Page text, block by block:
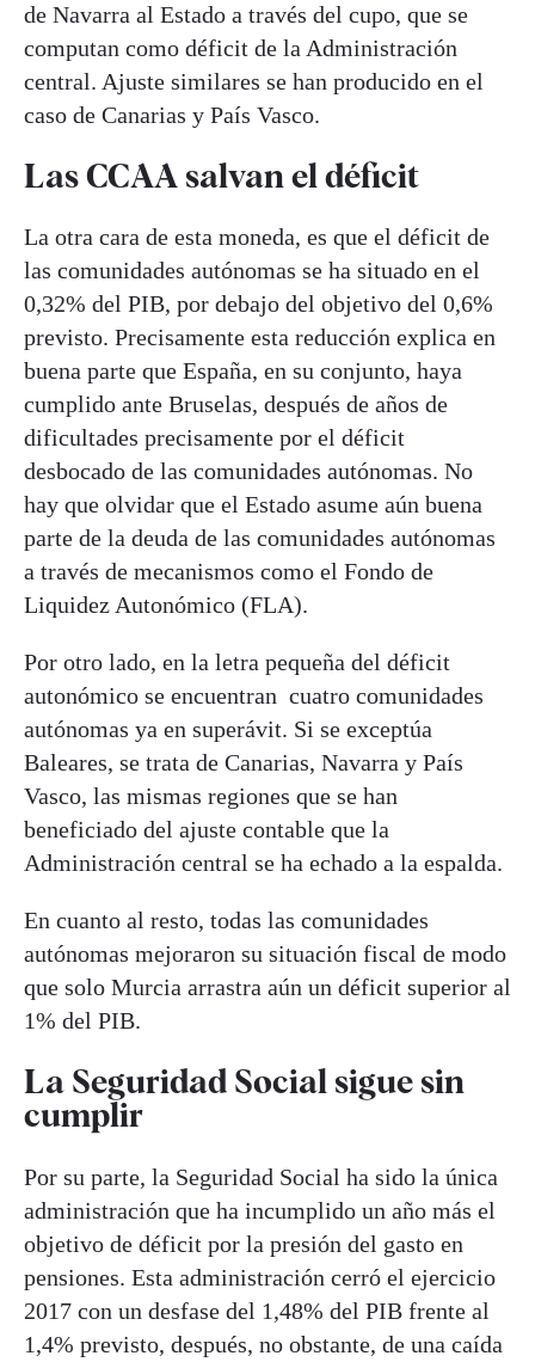
de Navarra al Estado a través del cupo, que se
computan como déficit de la Administración
central. Ajuste similares se han producido en el
caso de Canarias y País Vasco.
Las CCAA salvan el déficit
La otra cara de esta moneda, es que el déficit de
las comunidades autónomas se ha situado en el
0,32% del PIB, por debajo del objetivo del 0,6%
previsto. Precisamente esta reducción explica en
buena parte que España, en su conjunto, haya
cumplido ante Bruselas, después de años de
dificultades precisamente por el déficit
desbocado de las comunidades autónomas. No
hay que olvidar que el Estado asume aún buena
parte de la deuda de las comunidades autónomas
a través de mecanismos como el Fondo de
Liquidez Autonómico (FLA).
Por otro lado, en la letra pequeña del déficit
autonómico se encuentran cuatro comunidades
autónomas ya en superávit. Si se exceptúa
Baleares, se trata de Canarias, Navarra y País
Vasco, las mismas regiones que se han
beneficiado del ajuste contable que la
Administración central se ha echado a la espalda.
En cuanto al resto, todas las comunidades
autónomas mejoraron su situación fiscal de modo
que solo Murcia arrastra aún un déficit superior al
1% del PIB.
La Seguridad Social sigue sin
cumplir
Por su parte, la Seguridad Social ha sido la única
administración que ha incumplido un año más el
objetivo de déficit por la presión del gasto en
pensiones. Esta administración cerró el ejercicio
2017 con un desfase del 1,48% del PIB frente al
1,4% previsto, después, no obstante, de una caída